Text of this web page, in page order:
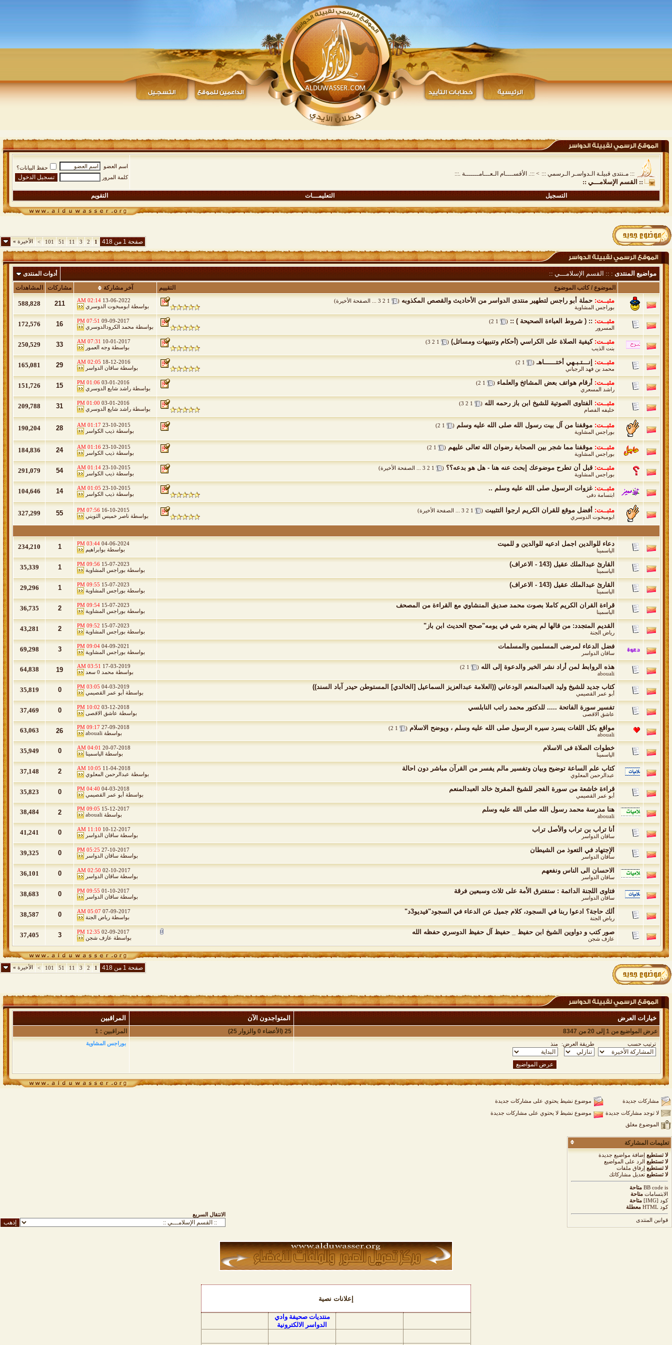
::: مـنتدى قبيلـة الـدواسـر الـرسمي ::: > :::. الأقســــام الـعـــامـــــــة .:::
:: القسم الإسلامـــي ::
اسم العضو
حفظ البيانات؟
كلمة المرور
التسجيل التعليمـــات التقويم
صفحة 1 من 418 1
2
3
11
51
101
> الأخيرة»
مواضيع المنتدى : :: القسم الإسلامـــي ::
أدوات المنتدى
التقييم
الموضوع /كاتب الموضوع آخر مشاركة مشاركات المشاهدات
مثبــت: حملة أبو راجس لتطهير منتدى الدواسر من الأحاديث والقصص المكذوبه (
1
2
3 الصفحة الأخيرة)
بوراجس المشاوية
13-06-2022
02:14 AM
بواسطة ابومبخوت الدوسري 211
588,828
مثبــت: :: ( شروط العباءة الصحيحة ) :: (
1
2
)
المسرور
09-09-2017
07:51 PM
بواسطة محمد الكرودالدوسري 16
172,576
مثبــت: كيفية الصلاة على الكراسي (أحكام وتنبيهات ومسائل) (
1
2
3
)
بنت الذيب
10-01-2017
07:31 AM
بواسطة وجه العمور 33
250,529
مثبــت: إنـــتـبـهي أختــــــاهـ‏
(
1
2
)
محمد بن فهد الرجباني
18-12-2016
02:05 AM
بواسطة ساقان الدواسر 29
165,081
مثبــت: أرقام هواتف بعض المشائخ والعلماء (
1
2
)
راشد المسعري
03-01-2016
01:06 PM
بواسطة راشد شايع الدوسري 15
151,726
مثبــت: الفتاوى الصوتية للشيخ ابن باز رحمه الله (
1
2
3
)
خليفه الفصام
03-01-2016
01:00 PM
بواسطة راشد شايع الدوسري 31
209,788
مثبــت: موقفنا من آل بيت رسول الله صلى الله عليه وسلم (
1
2
)
بوراجس المشاوية
23-10-2015
01:17 AM
بواسطة ذيب الكواسر 28
190,204
مثبــت: موقفنا مما شجر بين الصحابة رضوان الله تعالى عليهم (
1
2
)
بوراجس المشاوية
23-10-2015
01:16 AM
بواسطة ذيب الكواسر 24
184,836
مثبــت: قبل أن تطرح موضوعك إبحث عنه هنا - هل هو بدعه؟؟ (
1
2
3 الصفحة الأخيرة)
بوراجس المشاوية
23-10-2015
01:14 AM
بواسطة ذيب الكواسر 54
291,079
مثبــت: غزوات الرسول صلى الله عليه وسلم ..
ابتسامة دفى
23-10-2015
01:05 AM
بواسطة ذيب الكواسر 14
104,646
مثبــت: أفضل موقع للقران الكريم ارجوا التثبيت (
1
2
3 الصفحة الأخيرة)
ابومبخوت الدوسري
16-10-2015
07:56 PM
بواسطة ناصر خميس الثويني 55
327,299
دعاء للوالدين اجمل ادعيه للوالدين و للميت
الياسمينا
04-06-2024
03:44 PM
بواسطة بوابراهيم 1
234,210
القارئ عبدالملك عقيل (143 - الاعراف)
الياسمينا
15-07-2023
09:56 PM
بواسطة بوراجس المشاوية 1
35,339
القارئ عبدالملك عقيل (143 - الاعراف)
الياسمينا
15-07-2023
09:55 PM
بواسطة بوراجس المشاوية 1
29,296
قراءة القران الكريم كاملا بصوت محمد صديق المنشاوي مع القراءة من المصحف
الياسمينا
15-07-2023
09:54 PM
بواسطة بوراجس المشاوية 2
36,735
القديم المتجدد: من قالها لم يضره شي في يومه"صحح الحديث ابن باز"
رياض الجنة
15-07-2023
09:52 PM
بواسطة بوراجس المشاوية 2
43,281
فضل الدعاء لمرضى المسلمين والمسلمات
ساقان الدواسر
04-09-2021
09:04 PM
بواسطة بوراجس المشاوية 3
69,298
هذه الروابط لمن أراد نشر الخير والدعوة إلى الله (
1
2
)
abouali
17-03-2019
03:51 AM
بواسطة محمد 0 سعد 19
64,838
كتاب جديد للشيخ وليد العبدالمنعم الودعاني ((العلامة عبدالعزيز السماعيل [الخالدي] المستوطن حيدر آباد السند))
أبو عمر القصيمي
04-03-2019
03:05 PM
بواسطة أبو عمر القصيمي 0
35,819
تفسير سورة الفاتحة ..... للدكتور محمد راتب النابلسي
عاشق الاقصى
03-12-2018
10:02 PM
بواسطة عاشق الاقصى 0
37,469
مواقع بكل اللغات يسرد سيره الرسول صلى الله عليه وسلم ، ويوضح الاسلام (
1
2
)
abouali
27-09-2018
09:17 PM
بواسطة abouali
26
63,063
خطوات الصلاة فى الاسلام
الياسمينا
20-07-2018
04:01 AM
بواسطة الياسمينا 0
35,949
كتاب علم الساعة توضيح وبيان وتفسير مالم يفسر من القرآن مباشر دون احالة
عبدالرحمن المعلوي
11-04-2018
10:05 AM
بواسطة عبدالرحمن المعلوي 2
37,148
قراءة خاشعة من سورة الفجر للشيخ المقرئ خالد العبدالمنعم
أبو عمر القصيمي
04-03-2018
04:40 PM
بواسطة أبو عمر القصيمي 0
35,823
هنا مدرسة محمد رسول الله صلى الله عليه وسلم
abouali
15-12-2017
09:05 PM
بواسطة abouali
2
38,484
أنا تراب بن تراب والأصل تراب
ساقان الدواسر
10-12-2017
11:10 AM
بواسطة ساقان الدواسر 0
41,241
الإجتهاد في التعوذ من الشيطان
ساقان الدواسر
27-10-2017
05:25 PM
بواسطة ساقان الدواسر 0
39,325
الاحسان الى الناس ونفعهم
ساقان الدواسر
02-10-2017
02:50 AM
بواسطة ساقان الدواسر 0
36,101
فتاوى اللجنة الدائمة : ستفترق الأمة على ثلاث وسبعين فرقة
ساقان الدواسر
01-10-2017
09:55 PM
بواسطة ساقان الدواسر 0
38,683
ألك حاجة؟ ادعوا ربنا في السجود، كلام جميل عن الدعاء في السجود"فيديو3د"
رياض الجنة
07-09-2017
05:07 AM
بواسطة رياض الجنة 0
38,587
صور كتب و دواوين الشيخ ابن حفيظ _ حفيظ آل حفيظ الدوسري حفظه الله
عازف شجن
02-09-2017
12:35 PM
بواسطة عازف شجن 3
37,405
صفحة 1 من 418 1
2
3
11
51
101
> الأخيرة»
خيارات العرض المتواجدون الآن المراقبين
عرض المواضيع من 1 إلى 20 من 8347 25 (الأعضاء 0 والزوار 25) المراقبين : 1
ترتيب حسب طريقة العرض: منذ بوراجس المشاوية
مشاركات جديدة
موضوع نشيط يحتوي على مشاركات جديدة
لا توجد مشاركات جديدة
موضوع نشيط لا يحتوي على مشاركات جديدة
الموضوع مغلق
تعليمات المشاركة
لا تستطيع إضافة مواضيع جديدة
لا تستطيع الرد على المواضيع
لا تستطيع إرفاق ملفات
لا تستطيع تعديل مشاركاتك
BB code is
متاحة
الابتسامات متاحة
كود [IMG]
متاحة
كود HTML
معطلة
قوانين المنتدى
الانتقال السريع
إعلانات نصية
منتديات صحيفة وادي
الدواسر الالكترونية